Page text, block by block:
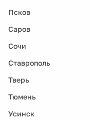
Псков
Саров
Сочи
Ставрополь
Тверь
Тюмень
Усинск